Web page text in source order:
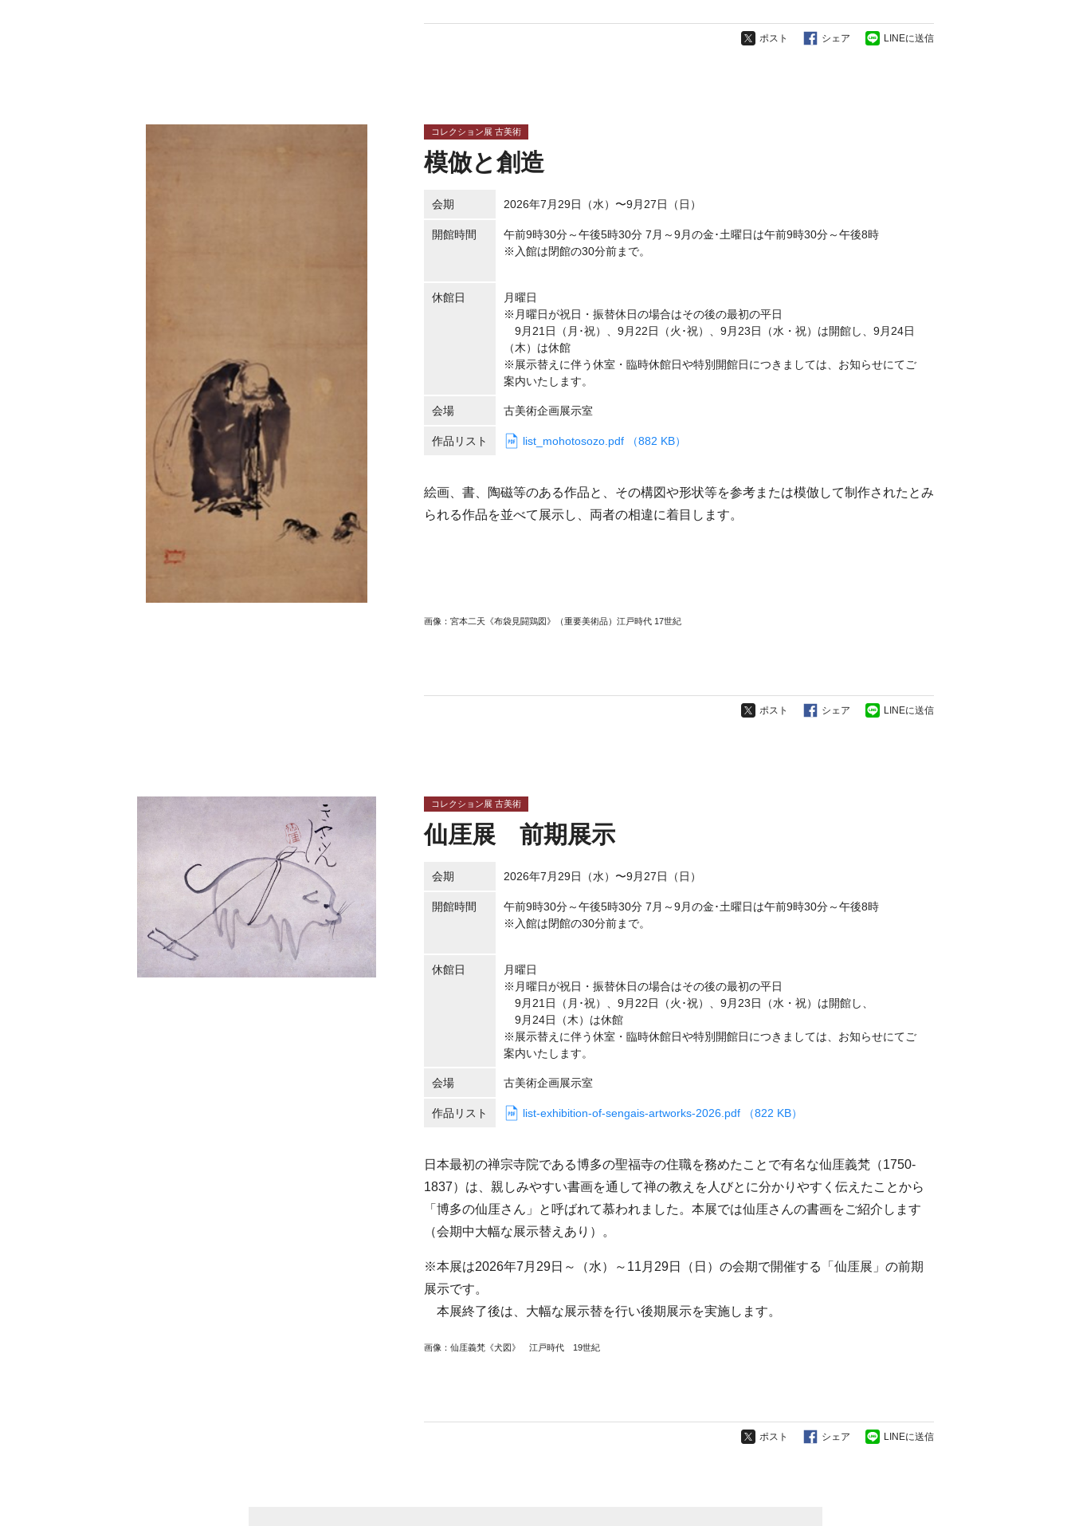
ポスト シェア LINEに送信
コレクション展 古美術
模倣と創造
会期 2026年7月29日（水）〜9月27日（日）
開館時間
午前9時30分～午後5時30分 7月～9月の金･土曜日は午前9時30分～午後8時
※入館は閉館の30分前まで。
休館日
月曜日
※月曜日が祝日・振替休日の場合はその後の最初の平日
9月21日（月･祝）、9月22日（火･祝）、9月23日（水・祝）は開館し、9月24日
（木）は休館
※展示替えに伴う休室・臨時休館日や特別開館日につきましては、お知らせにてご
案内いたします。
会場 古美術企画展示室
作品リスト list_mohotosozo.pdf （882 KB）
絵画、書、陶磁等のある作品と、その構図や形状等を参考または模倣して制作されたとみ
られる作品を並べて展示し、両者の相違に着目します。
画像：宮本二天《布袋見闘鶏図》（重要美術品）江戸時代 17世紀
ポスト シェア LINEに送信
コレクション展 古美術
仙厓展 前期展示
会期 2026年7月29日（水）〜9月27日（日）
開館時間
午前9時30分～午後5時30分 7月～9月の金･土曜日は午前9時30分～午後8時
※入館は閉館の30分前まで。
休館日
月曜日
※月曜日が祝日・振替休日の場合はその後の最初の平日
9月21日（月･祝）、9月22日（火･祝）、9月23日（水・祝）は開館し、
9月24日（木）は休館
※展示替えに伴う休室・臨時休館日や特別開館日につきましては、お知らせにてご
案内いたします。
会場 古美術企画展示室
作品リスト list-exhibition-of-sengais-artworks-2026.pdf （822 KB）
日本最初の禅宗寺院である博多の聖福寺の住職を務めたことで有名な仙厓義梵（1750-
1837）は、親しみやすい書画を通して禅の教えを人びとに分かりやすく伝えたことから
「博多の仙厓さん」と呼ばれて慕われました。本展では仙厓さんの書画をご紹介します
（会期中大幅な展示替えあり）。
※本展は2026年7月29日～（水）～11月29日（日）の会期で開催する「仙厓展」の前期
展示です。
本展終了後は、大幅な展示替を行い後期展示を実施します。
画像：仙厓義梵《犬図》 江戸時代 19世紀
ポスト シェア LINEに送信